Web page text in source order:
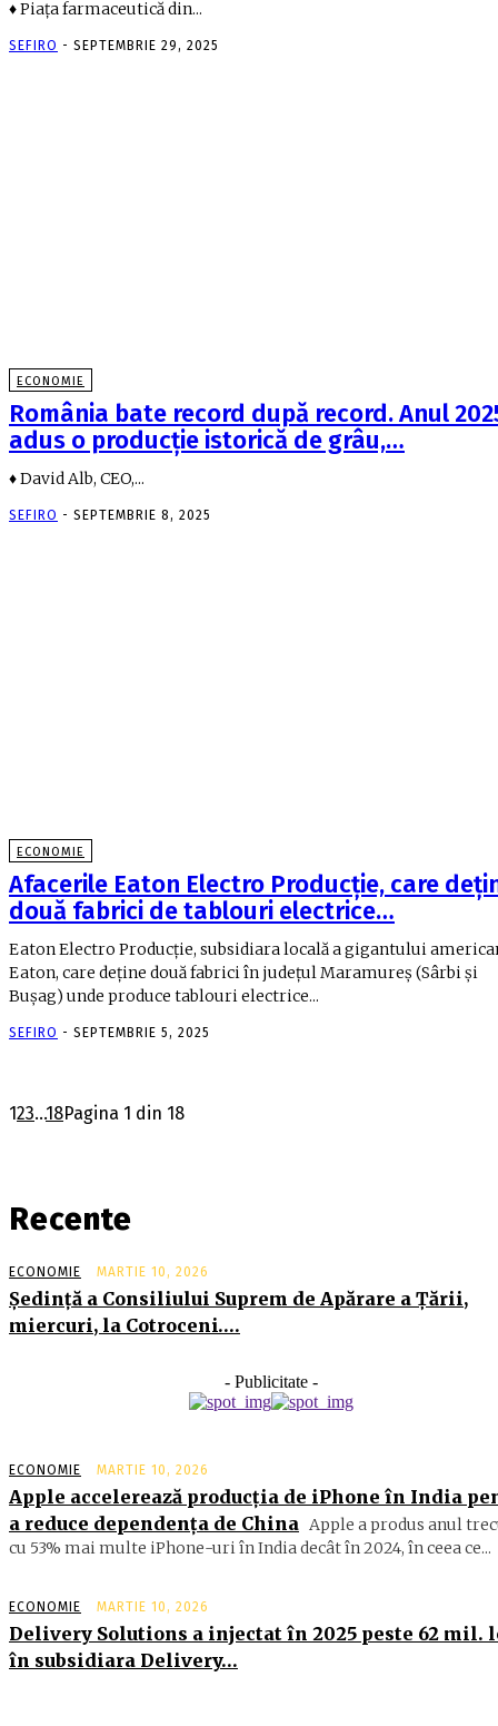
♦ Piaţa farmaceutică din...
SEFIRO - SEPTEMBRIE 29, 2025
ECONOMIE
România bate record după record. Anul
adus o producţie istorică de grâu,…
♦ David Alb, CEO,...
SEFIRO - SEPTEMBRIE 8, 2025
ECONOMIE
Afacerile Eaton Electro Producţie, care
două fabrici de tablouri electrice…
Eaton Electro Producţie, subsidiara locală a gigantului
Eaton, care deţine două fabrici în judeţul Maramureş (Sârbi şi
Buşag) unde produce tablouri electrice...
SEFIRO - SEPTEMBRIE 5, 2025
123...18Pagina 1 din 18
Recente
ECONOMIE MARTIE 10, 2026
Şedinţă a Consiliului Suprem de Apărare a Ţării,
miercuri, la Cotroceni….
- Publicitate -
ECONOMIE MARTIE 10, 2026
Apple accelerează producția de iPhone în India
a reduce dependența de China Apple a produs anul
cu 53% mai multe iPhone-uri în India decât în 2024, în ceea ce...
ECONOMIE MARTIE 10, 2026
Delivery Solutions a injectat în 2025 peste 62 mil.
în subsidiara Delivery…